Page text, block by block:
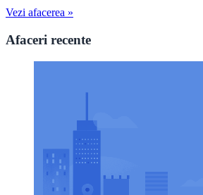
Vezi afacerea »
Afaceri recente